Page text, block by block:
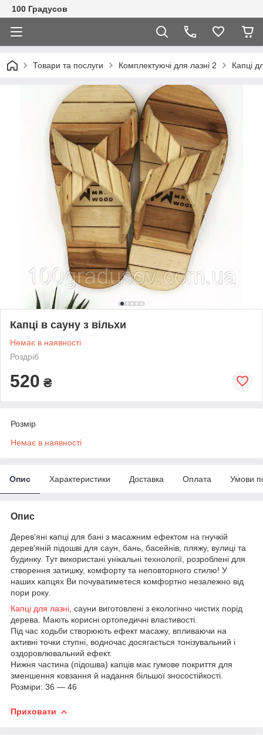
100 Градусов
Товари та послуги Комплектуючі для лазні 2 Капці
Капці в сауну з вільхи
Немає в наявності
Роздріб
520 ₴
Розмір
Немає в наявності
Опис Характеристики Доставка Оплата Умови
Опис
Дерев'яні капці для бані з масажним ефектом на гнучкій
дерев'яній підошві для саун, бань, басейнів, пляжу, вулиці та
будинку. Тут використані унікальні технології, розроблені для
створення затишку, комфорту та неповторного стилю! У
наших капцях Ви почуватиметеся комфортно незалежно від
пори року.
Капці для лазні , сауни виготовлені з екологічно чистих порід
дерева. Мають корисні ортопедичні властивості.
Під час ходьби створюють ефект масажу, впливаючи на
активні точки ступні, водночас досягається тонізувальний і
оздоровлювальний ефект.
Нижня частина (підошва) капців має гумове покриття для
зменшення ковзання й надання більшої зносостійкості.
Розміри: 36 — 46
Приховати